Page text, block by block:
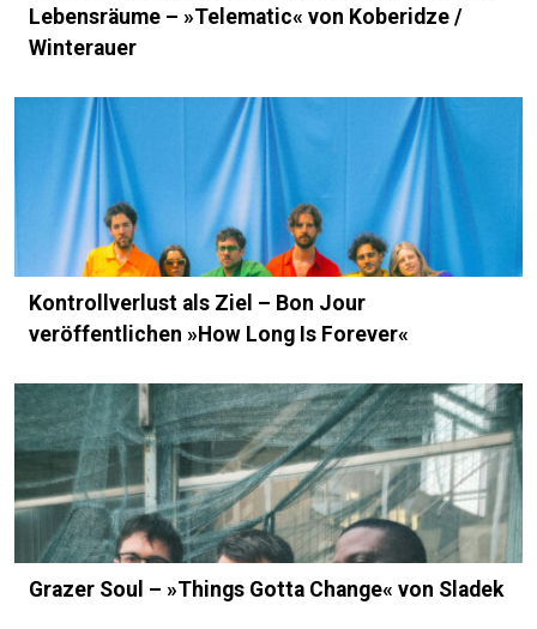
Lebensräume – »Telematic« von Koberidze /
Winterauer
Kontrollverlust als Ziel – Bon Jour
veröffentlichen »How Long Is Forever«
Grazer Soul – »Things Gotta Change« von Sladek